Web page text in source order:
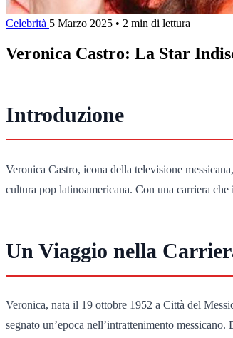
Celebrità 5 Marzo 2025 • 2 min di lettura
Veronica Castro: La Star
Introduzione
Veronica Castro, icona della televisione
cultura pop latinoamericana. Con una carriera
Un Viaggio nella
Veronica, nata il 19 ottobre 1952 a Città del
segnato un’epoca nell’intrattenimento